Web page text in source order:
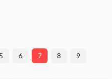
5 6 7 8 9